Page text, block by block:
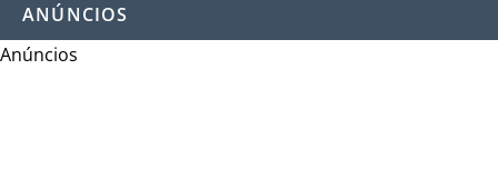
ANÚNCIOS
Anúncios